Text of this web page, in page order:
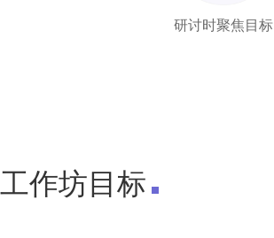
研讨时聚焦目标
工作坊目标